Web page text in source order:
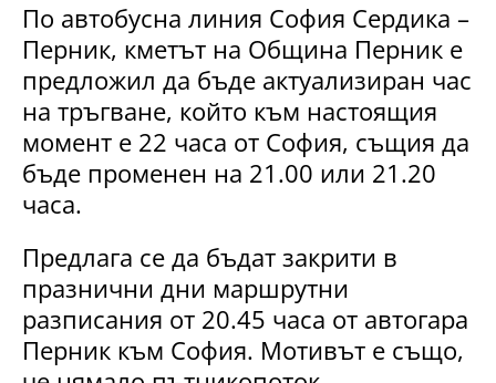
По автобусна линия София Сердика –
Перник, кметът на Община Перник е
предложил да бъде актуализиран час
на тръгване, който към настоящия
момент е 22 часа от София, същия да
бъде променен на 21.00 или 21.20
часа.
Предлага се да бъдат закрити в
празнични дни маршрутни
разписания от 20.45 часа от автогара
Перник към София. Мотивът е също,